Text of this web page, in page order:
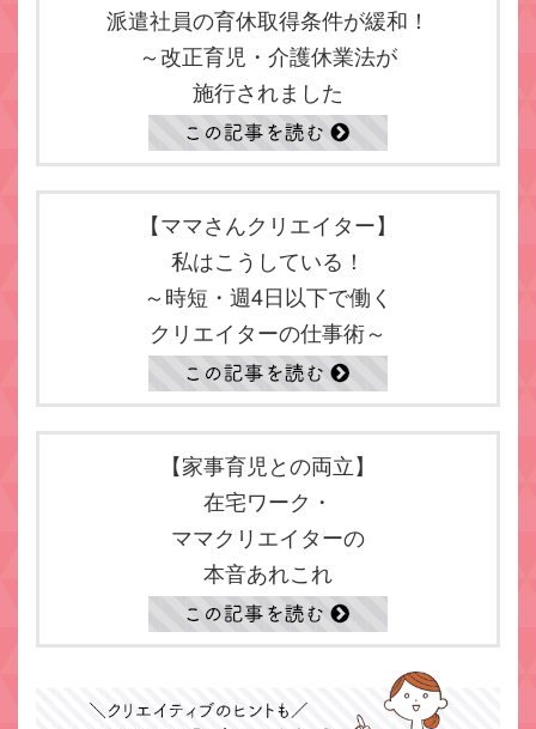
派遣社員の育休取得条件が緩和！
～改正育児・介護休業法が
施行されました
【ママさんクリエイター】
私はこうしている！
～時短・週4日以下で働く
クリエイターの仕事術～
【家事育児との両立】
在宅ワーク・
ママクリエイターの
本音あれこれ